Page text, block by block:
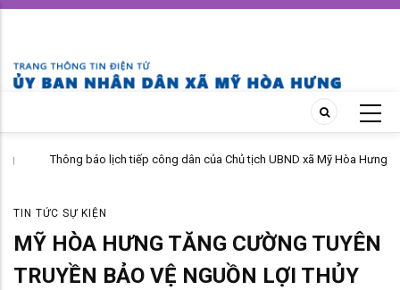
Skip
content
Thông báo lịch tiếp công dân của Chủ tịch UBND xã Mỹ Hòa Hưng
TIN TỨC SỰ KIỆN
MỸ HÒA HƯNG TĂNG CƯỜNG TUYÊN
TRUYỀN BẢO VỆ NGUỒN LỢI THỦY